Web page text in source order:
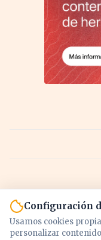
Configuración
Usamos cookies
personalizar